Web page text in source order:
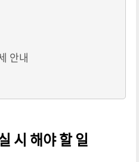
안내
시 해야 할 일